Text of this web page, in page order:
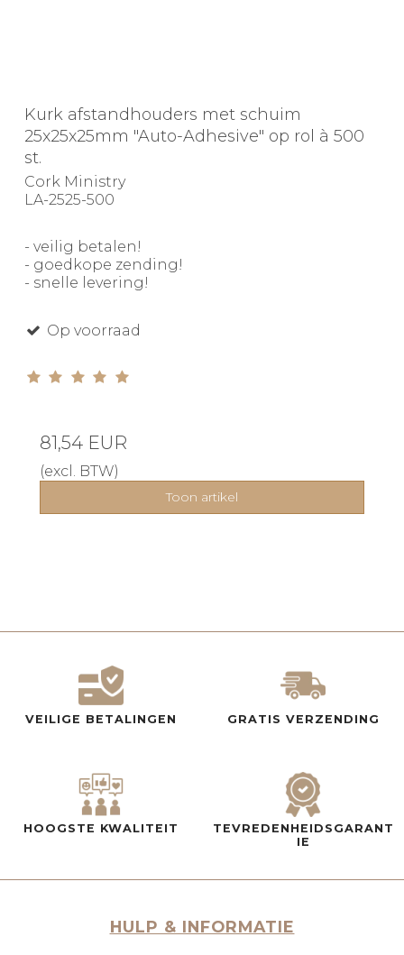
Kurk afstandhouders met schuim
25x25x25mm "Auto-Adhesive" op rol à 500
st.
Cork Ministry
LA-2525-500
- veilig betalen!
- goedkope zending!
- snelle levering!
Op voorraad
81,54 EUR
(excl. BTW)
Toon artikel
VEILIGE BETALINGEN GRATIS VERZENDING
HOOGSTE KWALITEIT
TEVREDENHEIDSGARANT
IE
HULP & INFORMATIE